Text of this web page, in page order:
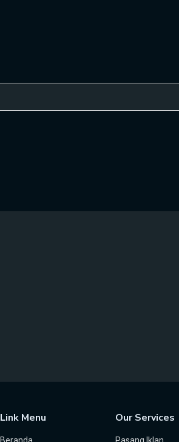
Link Menu Our Services